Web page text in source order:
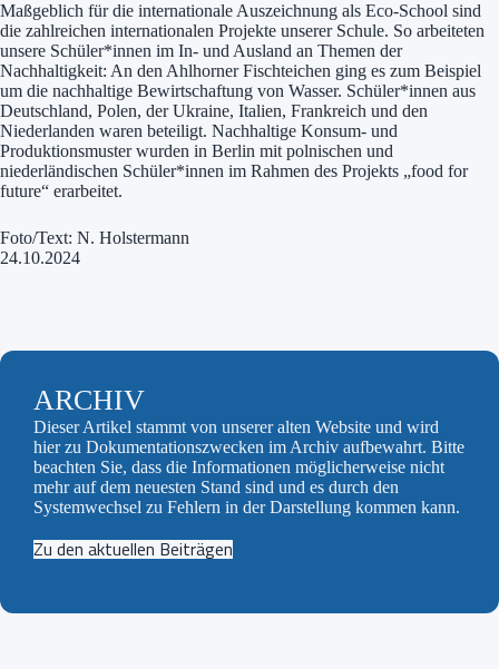
Maßgeblich für die internationale Auszeichnung als Eco-School sind
die zahlreichen internationalen Projekte unserer Schule. So arbeiteten
unsere Schüler*innen im In- und Ausland an Themen der
Nachhaltigkeit: An den Ahlhorner Fischteichen ging es zum Beispiel
um die nachhaltige Bewirtschaftung von Wasser. Schüler*innen aus
Deutschland, Polen, der Ukraine, Italien, Frankreich und den
Niederlanden waren beteiligt. Nachhaltige Konsum- und
Produktionsmuster wurden in Berlin mit polnischen und
niederländischen Schüler*innen im Rahmen des Projekts „food for
future“ erarbeitet.
Foto/Text: N. Holstermann
24.10.2024
ARCHIV
Dieser Artikel stammt von unserer alten Website und wird
hier zu Dokumentationszwecken im Archiv aufbewahrt. Bitte
beachten Sie, dass die Informationen möglicherweise nicht
mehr auf dem neuesten Stand sind und es durch den
Systemwechsel zu Fehlern in der Darstellung kommen kann.
Zu den aktuellen Beiträgen